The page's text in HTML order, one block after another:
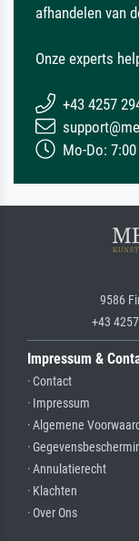
afhandelen van
Onze experts
+43 4257
Mo-Do:
9586
+43
Impressum &
· Contact
· Impressum
· Algemene
·
· Annulatierecht
· Klachten
· Over Ons